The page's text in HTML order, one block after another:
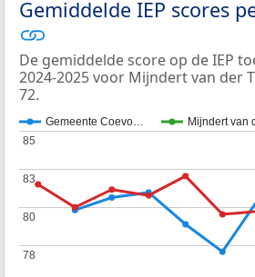
Gemiddelde IEP scores
De gemiddelde score op de IEP
2024-2025 voor Mijndert van der
72.
Gemeente Coevo… Mijndert van
78
78
80
80
83
83
85
85